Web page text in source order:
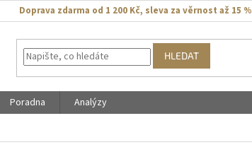
Doprava zdarma od 1 200 Kč, sleva za věrnost až 15 %
HLEDAT
Poradna
Analýzy